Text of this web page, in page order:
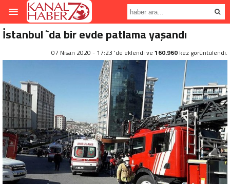
İstanbul `da bir evde patlama yaşandı
07 Nisan 2020 - 17:23 'de eklendi ve 160.960 kez görüntülendi.